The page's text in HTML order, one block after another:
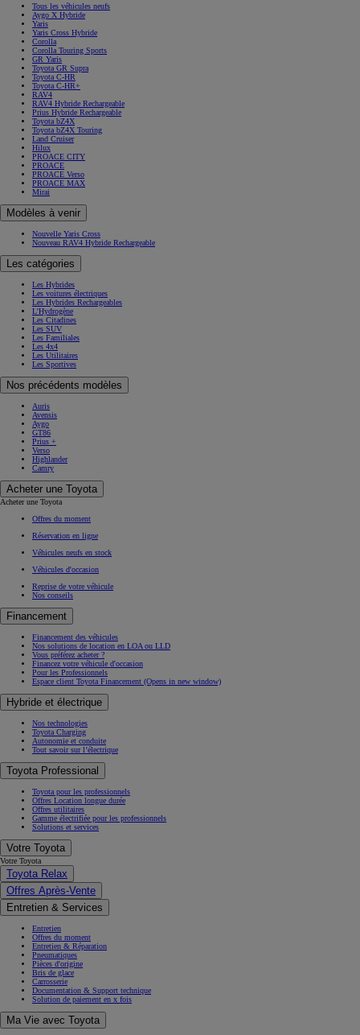
Tous les véhicules neufs
Aygo X Hybride
Yaris
Yaris Cross Hybride
Corolla
Corolla Touring Sports
GR Yaris
Toyota GR Supra
Toyota C-HR
Toyota C-HR+
RAV4
RAV4 Hybride Rechargeable
Prius Hybride Rechargeable
Toyota bZ4X
Toyota bZ4X Touring
Land Cruiser
Hilux
PROACE CITY
PROACE
PROACE Verso
PROACE MAX
Mirai
Modèles à venir
Nouvelle Yaris Cross
Nouveau RAV4 Hybride Rechargeable
Les catégories
Les Hybrides
Les voitures électriques
Les Hybrides Rechargeables
L'Hydrogène
Les Citadines
Les SUV
Les Familiales
Les 4x4
Les Utilitaires
Les Sportives
Nos précédents modèles
Auris
Avensis
Aygo
GT86
Prius +
Verso
Highlander
Camry
Acheter une Toyota
Acheter une Toyota
Offres du moment
Réservation en ligne
Véhicules neufs en stock
Véhicules d'occasion
Reprise de votre véhicule
Nos conseils
Financement
Financement des véhicules
Nos solutions de location en LOA ou LLD
Vous préférez acheter ?
Financez votre véhicule d'occasion
Pour les Professionnels
Espace client Toyota Financement (Opens in new window)
Hybride et électrique
Nos technologies
Toyota Charging
Autonomie et conduite
Tout savoir sur l’électrique
Toyota Professional
Toyota pour les professionnels
Offres Location longue durée
Offres utilitaires
Gamme électrifiée pour les professionnels
Solutions et services
Votre Toyota
Votre Toyota
Toyota Relax
Offres Après-Vente
Entretien & Services
Entretien
Offres du moment
Entretien & Réparation
Pneumatiques
Pièces d'origine
Bris de glace
Carrosserie
Documentation & Support technique
Solution de paiement en x fois
Ma Vie avec Toyota